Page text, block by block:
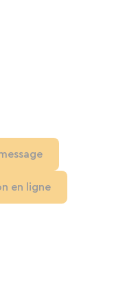
en ligne